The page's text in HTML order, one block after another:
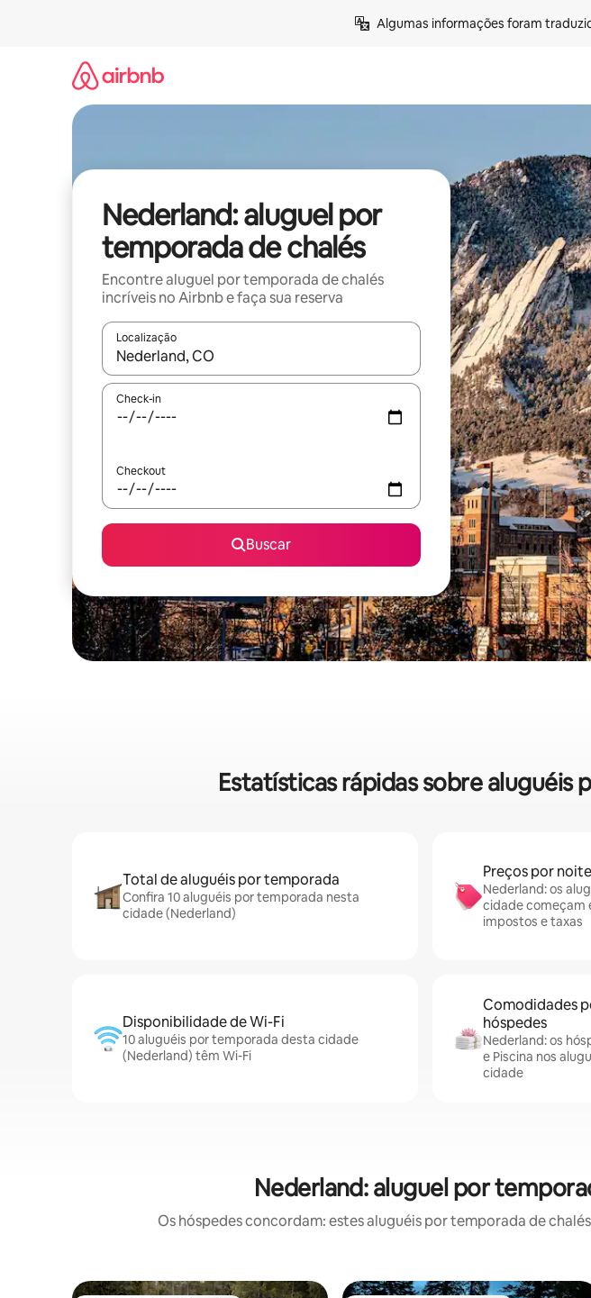
Algumas informações foram
Nederland: aluguel por
temporada de chalés
Encontre aluguel por temporada de chalés
incríveis no Airbnb e faça sua reserva
Localização
Quando os resultados estiverem disponíveis, explore-os usando as seta para
Check-in
Checkout
Buscar
Estatísticas rápidas sobre
Total de aluguéis por temporada
Confira 10 aluguéis por temporada nesta
cidade (Nederland)
Preços por
Nederland: os
cidade começam
impostos e taxas
Disponibilidade de Wi-Fi
10 aluguéis por temporada desta cidade
(Nederland) têm Wi-Fi
Comodidades
hóspedes
Nederland: os
e Piscina nos
cidade
Nederland: aluguel por
Os hóspedes concordam: estes aluguéis por temporada de